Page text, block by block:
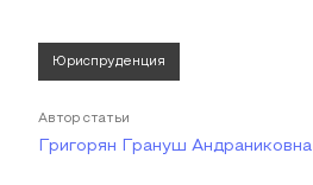
Юриспруденция
Автор статьи
Григорян Грануш Андраниковна